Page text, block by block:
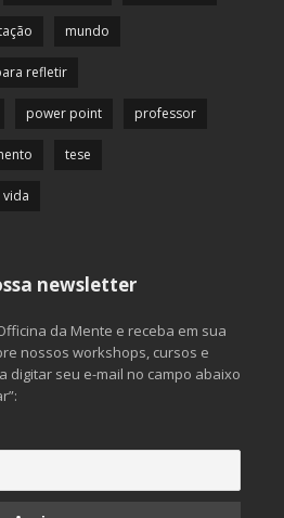
mundo
refletir
power point professor
tese
vida
newsletter
da Mente e receba em sua
nossos workshops, cursos e
digitar seu e-mail no campo abaixo